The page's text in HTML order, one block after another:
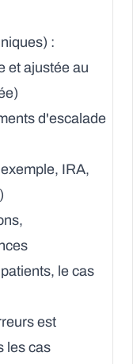
:
et ajustée au
d'escalade
IRA,
le cas
est
les cas